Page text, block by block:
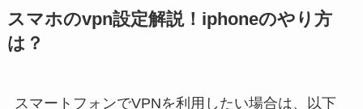
スマホのvpn設定解説！iphoneのやり方
は？
スマートフォンでVPNを利用したい場合は、以下